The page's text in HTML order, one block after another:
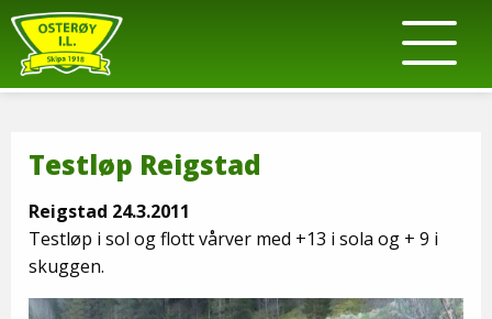
Testløp Reigstad
Reigstad 24.3.2011
Testløp i sol og flott vårver med +13 i sola og + 9 i
skuggen.